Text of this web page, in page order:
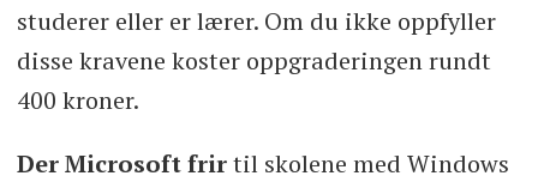
studerer eller er lærer. Om du ikke oppfyller
disse kravene koster oppgraderingen rundt
400 kroner.
Der Microsoft frirtil skolene med Windows